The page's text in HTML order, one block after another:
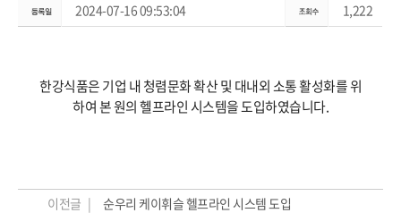
2024-07-16 09:53:04 1,222
한강식품은 기업 내 청렴문화 확산 및 대내외 소통 활성화를 위
하여 본 원의 헬프라인 시스템을 도입하였습니다.
이전글 |
순우리 케이휘슬 헬프라인 시스템 도입